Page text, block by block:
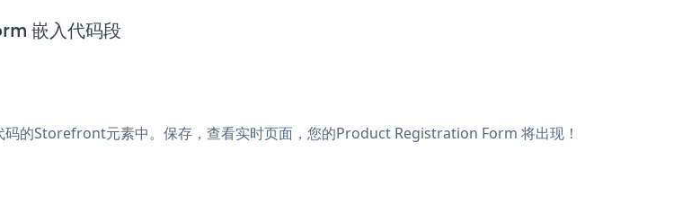
嵌入代码段
的Storefront元素中。保存，查看实时页面，您的Product Registration Form 将出现！